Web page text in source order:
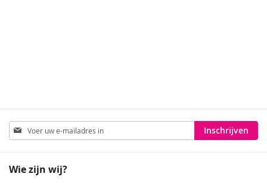
Abonneer
u
op
nieuwsbrief
Inschrijven
Wie zijn wij?